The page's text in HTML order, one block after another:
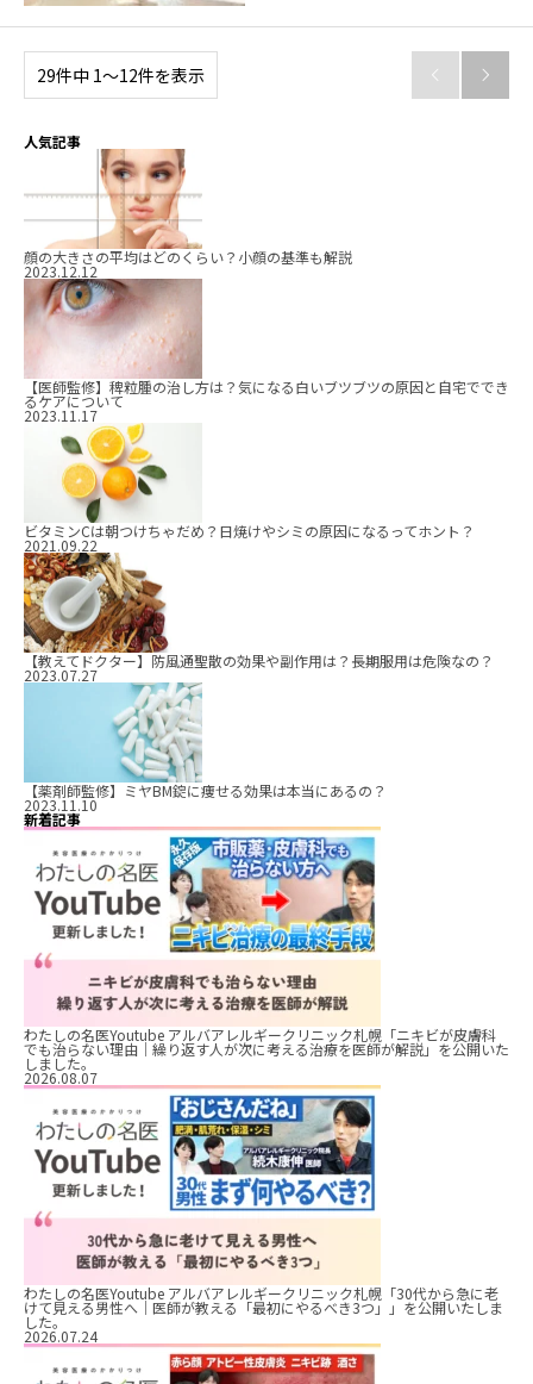
29件中 1〜12件を表示  
人気記事
顔の大きさの平均はどのくらい？小顔の基準も解説
2023.12.12
【医師監修】稗粒腫の治し方は？気になる白いブツブツの原因と自宅ででき
るケアについて
2023.11.17
ビタミンCは朝つけちゃだめ？日焼けやシミの原因になるってホント？
2021.09.22
【教えてドクター】防風通聖散の効果や副作用は？長期服用は危険なの？
2023.07.27
【薬剤師監修】ミヤBM錠に痩せる効果は本当にあるの？
2023.11.10
新着記事
わたしの名医Youtube アルバアレルギークリニック札幌「ニキビが皮膚科
でも治らない理由｜繰り返す人が次に考える治療を医師が解説」を公開いた
しました。
2026.08.07
わたしの名医Youtube アルバアレルギークリニック札幌「30代から急に老
けて見える男性へ｜医師が教える「最初にやるべき3つ」」を公開いたしま
した。
2026.07.24